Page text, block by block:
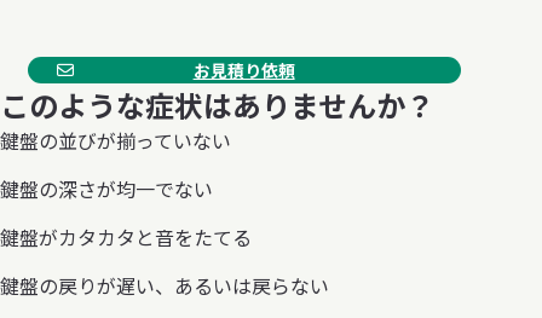
お見積り依頼
このような症状はありませんか？
鍵盤の並びが揃っていない
鍵盤の深さが均一でない
鍵盤がカタカタと音をたてる
鍵盤の戻りが遅い、あるいは戻らない